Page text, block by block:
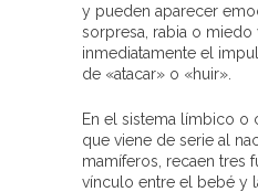
y pueden aparecer
sorpresa, rabia o miedo
inmediatamente el
de «atacar» o «huir».
En el sistema límbico o
que viene de serie al
mamíferos, recaen tres
vínculo entre el bebé y